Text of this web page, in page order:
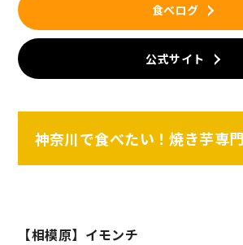
食べログ
公式サイト
神奈川で食べたい！焼き芋専
【相模原】イモンチ